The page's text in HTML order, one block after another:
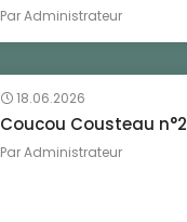
ParAdministrateur
18.06.2026
Coucou Cousteau n°2
ParAdministrateur